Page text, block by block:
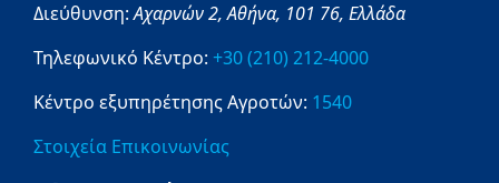
Διεύθυνση:Αχαρνών 2,Αθήνα, 101 76, Ελλάδα
Τηλεφωνικό Κέντρο: +30 (210) 212-4000
Κέντρο εξυπηρέτησης Αγροτών: 1540
Στοιχεία Επικοινωνίας